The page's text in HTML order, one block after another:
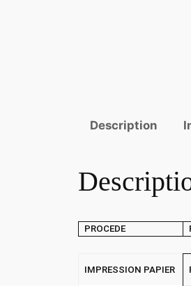
Description
PROCEDE
IMPRESSION PAPIER